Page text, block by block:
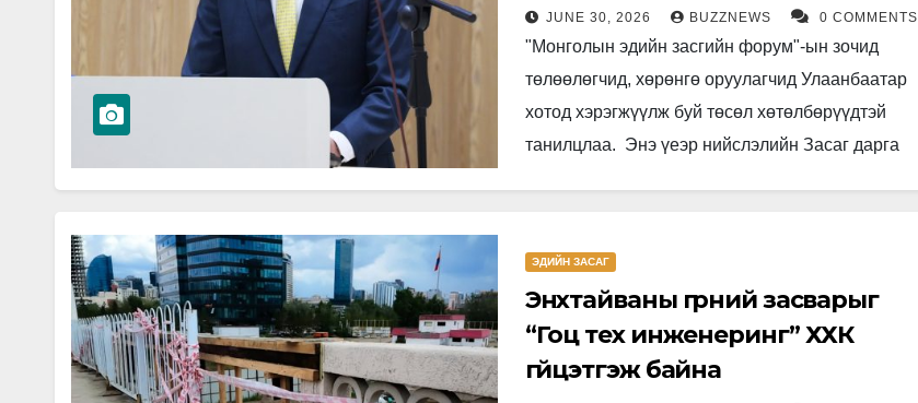
JUNE 30, 2026 BUZZNEWS 0 COMMENTS
"Монголын эдийн засгийн форум"-ын зочид
төлөөлөгчид, хөрөнгө оруулагчид Улаанбаатар
хотод хэрэгжүүлж буй төсөл хөтөлбөрүүдтэй
танилцлаа. Энэ үеэр нийслэлийн Засаг дарга
ЭДИЙН ЗАСАГ
Энхтайваны гүүрний засварыг
“Гоц тех инженеринг” ХХК
гүйцэтгэж байна